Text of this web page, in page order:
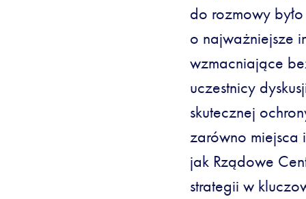
do rozmowy
o najważniejsze
wzmacniające
uczestnicy
skutecznej
zarówno miejsca
jak Rządowe
strategii w